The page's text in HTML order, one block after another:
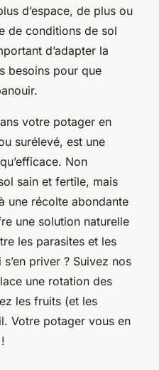
d’espace, de plus ou
de conditions de sol
d’adapter la
besoins pour que
votre potager en
surélevé, est une
Non
sain et fertile, mais
une récolte abondante
une solution naturelle
les parasites et les
priver ? Suivez nos
une rotation des
les fruits (et les
Votre potager vous en